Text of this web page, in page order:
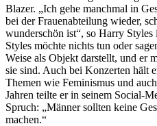
Blazer. „Ich gehe manchmal in
bei der Frauenabteilung wieder,
wunderschön ist“, so Harry
Styles möchte nichts tun oder
Weise als Objekt darstellt, und er
sie sind. Auch bei Konzerten hält
Themen wie Feminismus und
Jahren teilte er in seinem Social-
Spruch: „Männer sollten keine
machen.“